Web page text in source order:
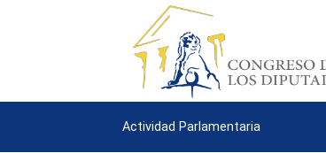
Actividad Parlamentaria